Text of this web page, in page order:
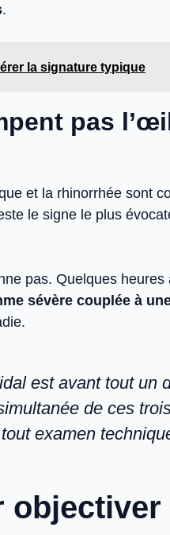
.
la signature typique
pas
et la rhinorrhée sont
le signe le plus
pas. Quelques heures
sévère couplée à
est avant tout un
de ces
examen
objectiver